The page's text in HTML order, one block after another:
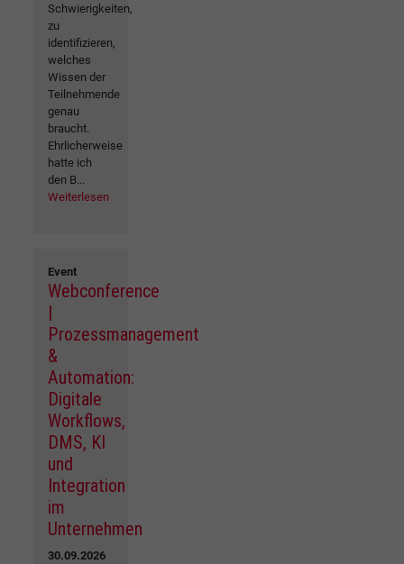
Schwierigkeiten,
zu
identifizieren,
welches
Wissen der
Teilnehmende
genau
braucht.
Ehrlicherweise
hatte ich
den B...
Weiterlesen
Event
Webconference
|
Prozessmanagement
&
Automation:
Digitale
Workflows,
DMS, KI
und
Integration
im
Unternehmen
30.09.2026